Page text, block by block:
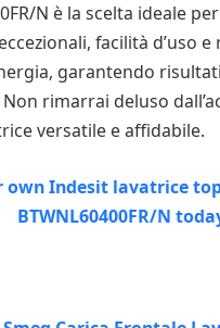
N è la scelta ideale
facilità d’uso
garantendo
rimarrai deluso
versatile e affidabile.